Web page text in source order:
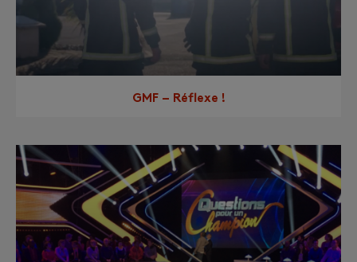
GMF – Réflexe !